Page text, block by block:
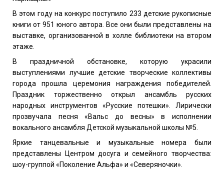
В этом году на конкурс поступило 233 детские рукописные
книги от 951 юного автора. Все они были представлены на
выставке, организованной в холле библиотеки на втором
этаже.
В праздничной обстановке, которую украсили
выступлениями лучшие детские творческие коллективы
города прошла церемония награждения победителей.
Праздник торжественно открыл ансамбль русских
народных инструментов «Русские потешки». Лирически
прозвучала песня «Вальс до весны» в исполнении
вокального ансамбля Детской музыкальной школы №5.
Яркие танцевальные и музыкальные номера были
представлены Центром досуга и семейного творчества:
шоу-группой «Поколение Альфа» и «Северяночки».